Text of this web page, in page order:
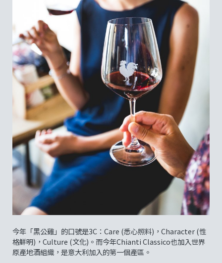
今年「黑公雞」的口號是3C：Care (悉心照料)，Character (性
格鮮明)，Culture (文化)。而今年Chianti Classico也加入世界
原產地酒組織，是意大利加入的第一個產區。